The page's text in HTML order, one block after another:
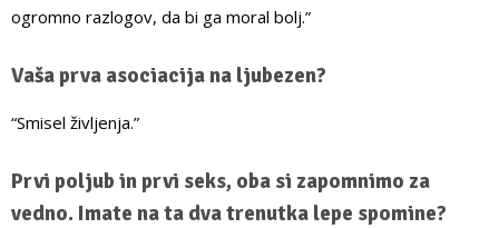
ogromno razlogov, da bi ga moral bolj.”
Vaša prva asociacija na ljubezen?
“Smisel življenja.”
Prvi poljub in prvi seks, oba si zapomnimo za
vedno. Imate na ta dva trenutka lepe spomine?